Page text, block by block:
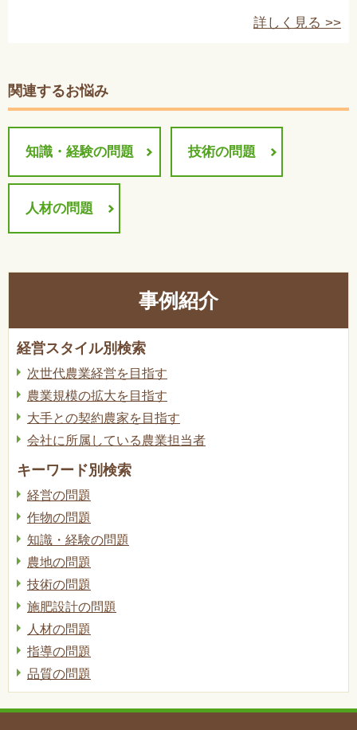
詳しく見る >>
関連するお悩み
知識・経験の問題 技術の問題
人材の問題
事例紹介
経営スタイル別検索
次世代農業経営を目指す
農業規模の拡大を目指す
大手との契約農家を目指す
会社に所属している農業担当者
キーワード別検索
経営の問題
作物の問題
知識・経験の問題
農地の問題
技術の問題
施肥設計の問題
人材の問題
指導の問題
品質の問題